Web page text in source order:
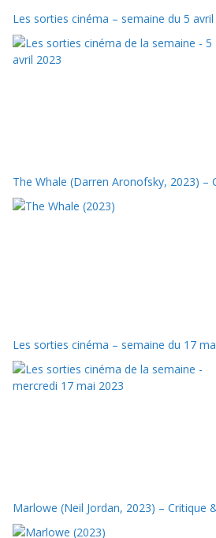
Les sorties cinéma – semaine du 5 avril
The Whale (Darren Aronofsky, 2023) –
Les sorties cinéma – semaine du 17
Marlowe (Neil Jordan, 2023) – Critique